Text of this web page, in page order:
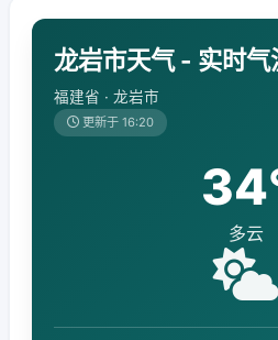
龙岩市天气 - 实时
福建省 · 龙岩市
更新于 16:20
多云